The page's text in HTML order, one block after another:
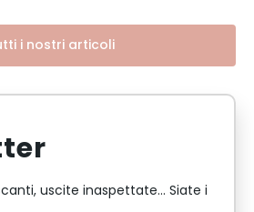
i nostri articoli
uscite inaspettate... Siate i